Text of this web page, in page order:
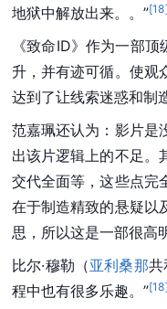
地狱中解放出来。。”[18
《致命ID》作为一部顶
升，并有迹可循。使观
达到了让线索迷惑和制
范嘉珮还认为：影片是
出该片逻辑上的不足。
交代全面等，这些点完
在于制造精致的悬疑以
思，所以这是一部很高
比尔·穆勒（亚利桑那共
程中也有很多乐趣。”[18